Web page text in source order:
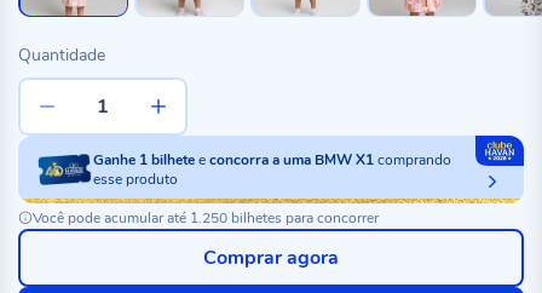
Quantidade
Ganhe 1bilheteeconcorra a uma BMW X1comprando
esse produto
Você pode acumular até 1.250 bilhetes para concorrer
Comprar agora